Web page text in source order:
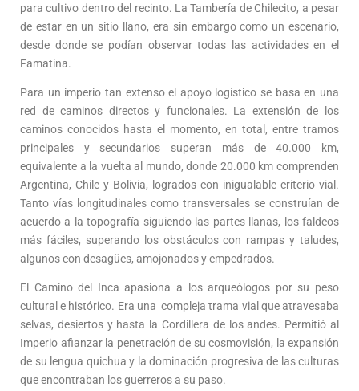
para cultivo dentro del recinto. La Tambería de Chilecito, a pesar
de estar en un sitio llano, era sin embargo como un escenario,
desde donde se podían observar todas las actividades en el
Famatina.
Para un imperio tan extenso el apoyo logístico se basa en una
red de caminos directos y funcionales. La extensión de los
caminos conocidos hasta el momento, en total, entre tramos
principales y secundarios superan más de 40.000 km,
equivalente a la vuelta al mundo, donde 20.000 km comprenden
Argentina, Chile y Bolivia, logrados con inigualable criterio vial.
Tanto vías longitudinales como transversales se construían de
acuerdo a la topografía siguiendo las partes llanas, los faldeos
más fáciles, superando los obstáculos con rampas y taludes,
algunos con desagües, amojonados y empedrados.
El Camino del Inca apasiona a los arqueólogos por su peso
cultural e histórico. Era una compleja trama vial que atravesaba
selvas, desiertos y hasta la Cordillera de los andes. Permitió al
Imperio afianzar la penetración de su cosmovisión, la expansión
de su lengua quichua y la dominación progresiva de las culturas
que encontraban los guerreros a su paso.